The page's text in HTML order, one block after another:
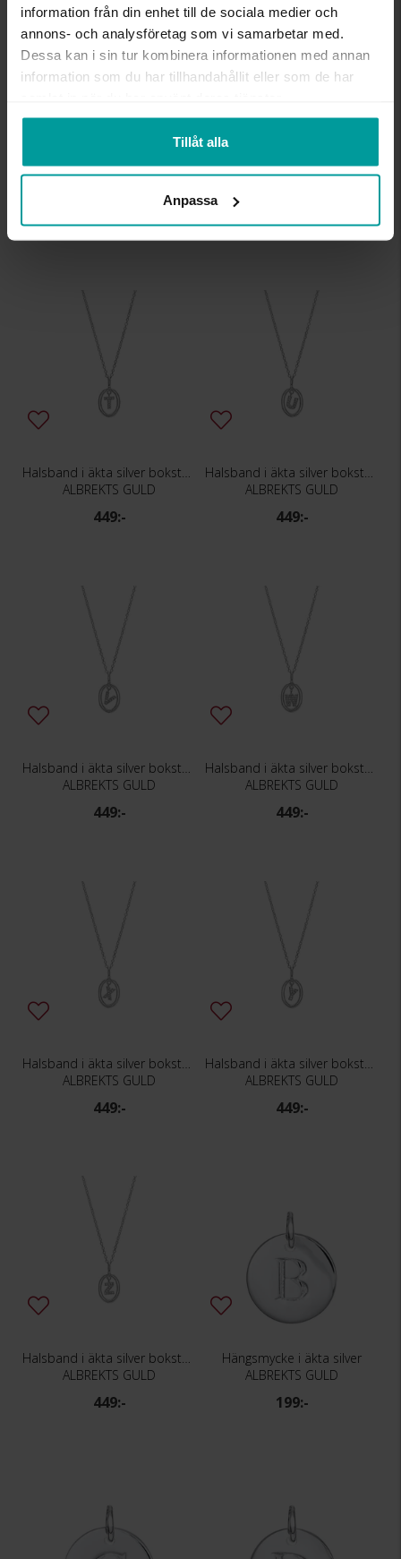
information från din enhet till de sociala medier och
annons- och analysföretag som vi samarbetar med.
Dessa kan i sin tur kombinera informationen med annan
information som du har tillhandahållit eller som de har
Tillåt alla
Anpassa
Halsband i äkta silver bokstav R
449:-
Halsband i äkta silver bokstav S
449:-
Halsband i äkta silver bokstav T
ALBREKTS GULD
449:-
Halsband i äkta silver bokstav U
ALBREKTS GULD
449:-
ALBREKTS GULD
449:-
ALBREKTS GULD
449:-
ALBREKTS GULD
449:-
ALBREKTS GULD
449:-
Halsband i äkta silver bokstav Z
ALBREKTS GULD
449:-
Hängsmycke i äkta silver
ALBREKTS GULD
199:-